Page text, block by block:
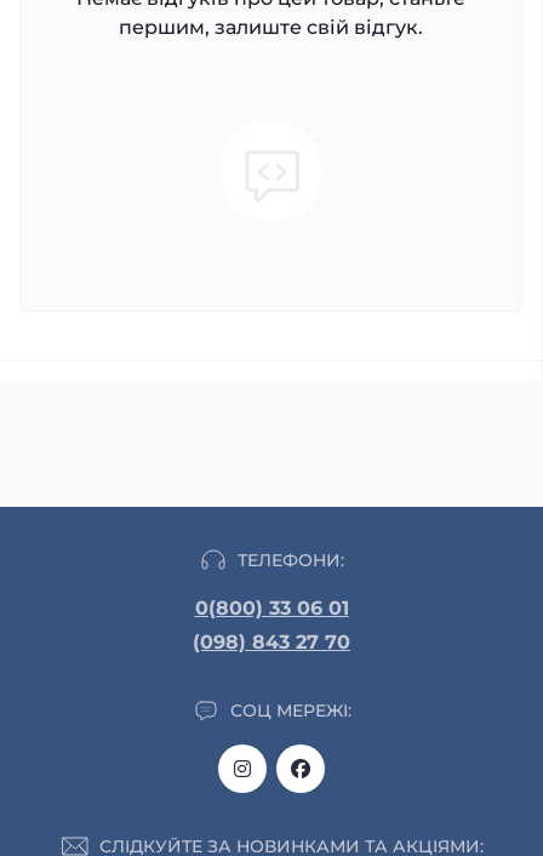
першим, залиште свій відгук.
ТЕЛЕФОНИ:
0(800) 33 06 01
(098) 843 27 70
СОЦ МЕРЕЖІ:
СЛІДКУЙТЕ ЗА НОВИНКАМИ ТА АКЦІЯМИ: